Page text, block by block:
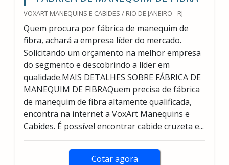
VOXART MANEQUINS E CABIDES / RIO DE JANEIRO - RJ
Quem procura por fábrica de manequim de
fibra, achará a empresa líder do mercado.
Solicitando um orçamento na melhor empresa
do segmento e descobrindo a líder em
qualidade.MAIS DETALHES SOBRE FÁBRICA DE
MANEQUIM DE FIBRAQuem precisa de fábrica
de manequim de fibra altamente qualificada,
encontra na internet a VoxArt Manequins e
Cabides. É possível encontrar cabide cruzeta e...
Cotar agora